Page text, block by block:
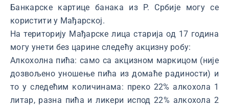
Банкарске картице банака из Р. Србије могу се
користити у Мађарској.
На територију Мађарске лица старија од 17 година
могу унети без царине следећу акцизну робу:
Aлкохолна пића: само са акцизном маркицом (није
дозвољено уношење пића из домаће радиности) и
то у следећим количинама: преко 22% алкохола 1
литар, разна пића и ликери испод 22% алкохола 2